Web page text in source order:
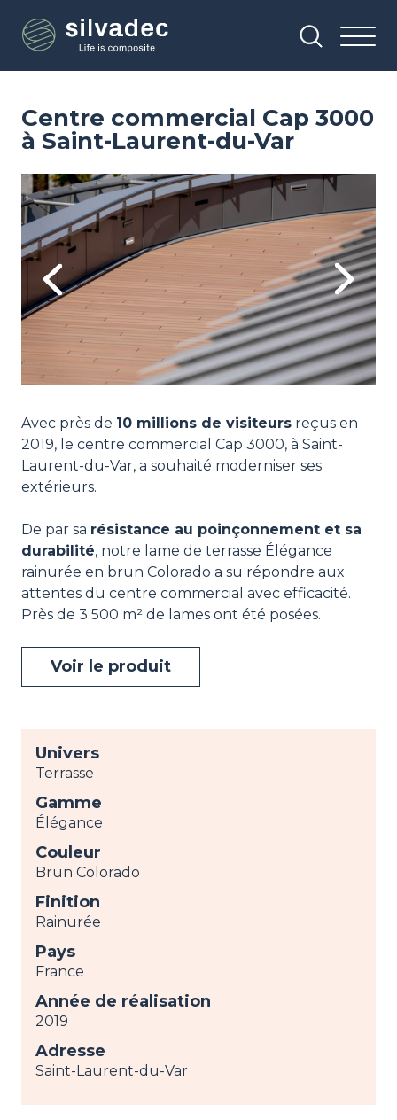
contenu
Centre commercial Cap 3000
à Saint-Laurent-du-Var
Previous
Image
Next
Avec près de 10 millions de visiteurs reçus en
2019, le centre commercial Cap 3000, à Saint-
Laurent-du-Var, a souhaité moderniser ses
extérieurs.
De par sa résistance au poinçonnement et sa
durabilité, notre lame de terrasse Élégance
rainurée en brun Colorado a su répondre aux
attentes du centre commercial avec efficacité.
Près de 3 500 m² de lames ont été posées.
Voir le produit
Univers
Terrasse
Gamme
Élégance
Couleur
Brun Colorado
Finition
Rainurée
Pays
France
Année de réalisation
2019
Adresse
Saint-Laurent-du-Var